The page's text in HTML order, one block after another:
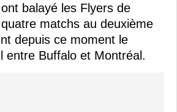
balayé les Flyers de
matchs au deuxième
depuis ce moment le
entre Buffalo et Montréal.